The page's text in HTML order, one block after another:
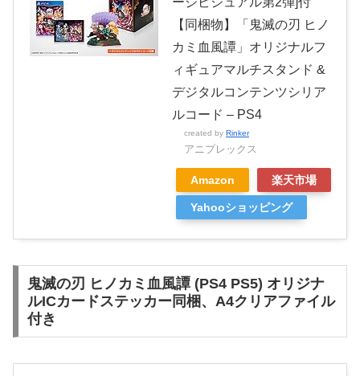
【同梱物】「鬼滅の刃 ヒノ
カミ血風譚」オリジナルフ
ィギュアマルチスタンド &
デジタルコンテンツシリア
ルコード – PS4
created by Rinker
アニプレックス
Amazon 楽天市場
Yahooショッピング
鬼滅の刃 ヒノカミ血風譚 (PS4 PS5) オリジナ
ルICカードステッカー同梱、A4クリアファイル
付き